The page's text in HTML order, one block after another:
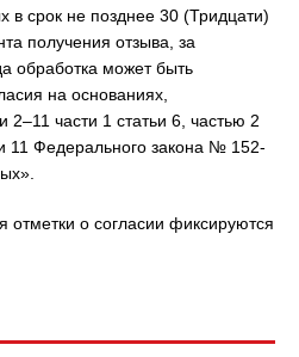
в срок не позднее 30 (Тридцати)
получения отзыва, за
обработка может быть
на основаниях,
2–11 части 1 статьи 6, частью 2
11 Федерального закона № 152-
отметки о согласии фиксируются